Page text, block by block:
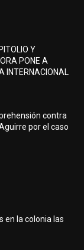
Y
PONE A
INTERNACIONAL
contra
por el caso
en la colonia las